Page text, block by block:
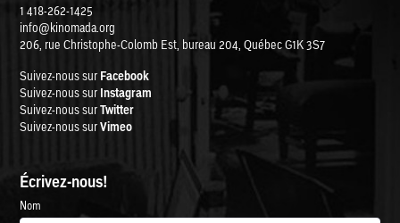
1 418-262-1425
info@kinomada.org
206, rue Christophe-Colomb Est, bureau 204, Québec G1K 3S7
Suivez-nous sur Facebook
Suivez-nous sur Instagram
Suivez-nous surTwitter
Suivez-nous surVimeo
Écrivez-nous!
Nom